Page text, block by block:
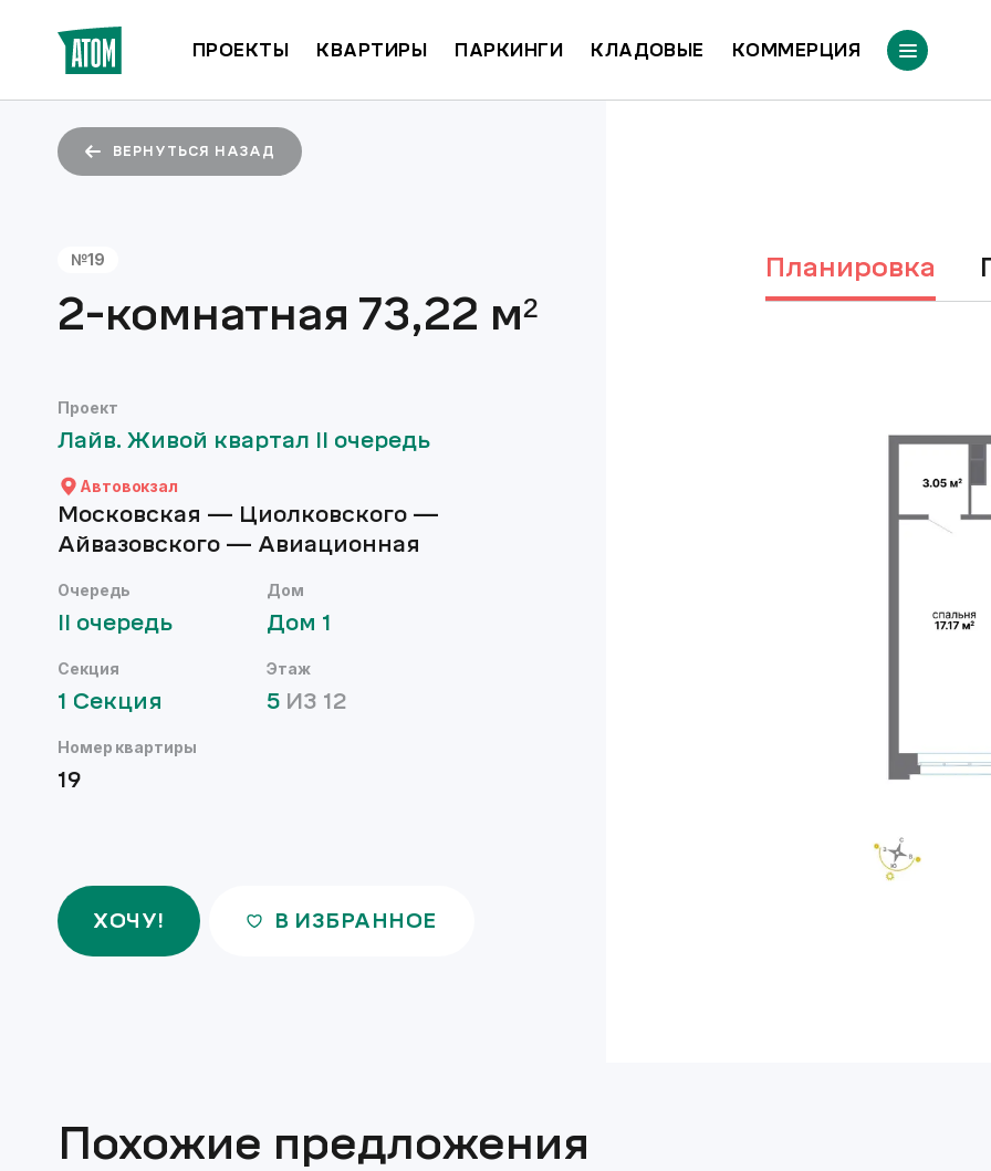
ПРОЕКТЫ КВАРТИРЫ ПАРКИНГИ КЛАДОВЫЕ КОММЕРЦИЯ
ВЕРНУТЬСЯ НАЗАД
№19
2-комнатная 73,22 м²
Проект
Лайв. Живой квартал II очередь
Автовокзал
Московская — Циолковского —
Айвазовского — Авиационная
Очередь
II очередь
Дом
Дом 1
Секция
1 Секция
Этаж
5 ИЗ 12
Номер квартиры
19
ХОЧУ! В ИЗБРАННОЕ
Планировка
Похожие предложения